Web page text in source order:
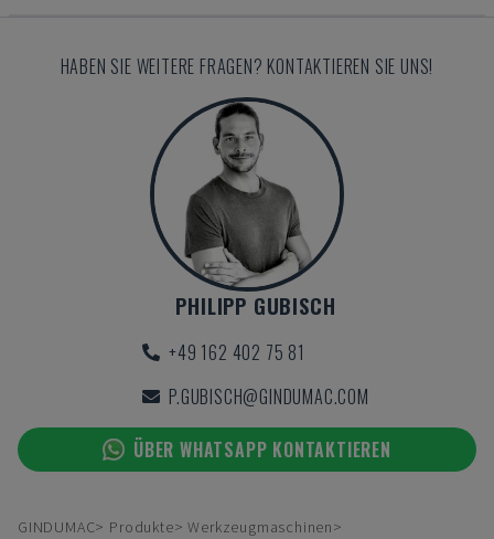
HABEN SIE WEITERE FRAGEN? KONTAKTIEREN SIE UNS!
PHILIPP GUBISCH
+49 162 402 75 81
P.GUBISCH@GINDUMAC.COM
ÜBER WHATSAPP KONTAKTIEREN
GINDUMAC Produkte
Werkzeugmaschinen